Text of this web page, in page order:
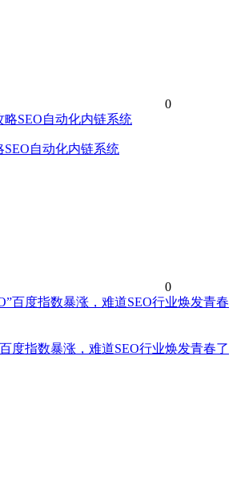
0
SEO自动化内链系统
0
度指数暴涨，难道SEO行业焕发青春了